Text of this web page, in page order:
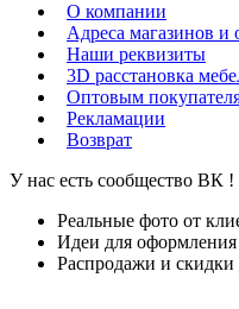
О компании
Адреса магазинов и
Наши реквизиты
3D расстановка
Оптовым
Рекламации
Возврат
У нас есть сообщество ВК !
Реальные фото от
Идеи для оформления
Распродажи и скидки